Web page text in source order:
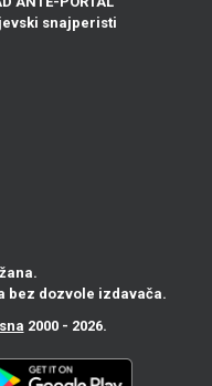
snajperisti
bez dozvole izdavača.
2000 - 2026.